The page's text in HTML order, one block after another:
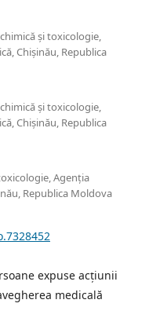
și toxicologie,
Chișinău, Republica
și toxicologie,
Chișinău, Republica
Agenția
Republica Moldova
expuse acțiunii
medicală